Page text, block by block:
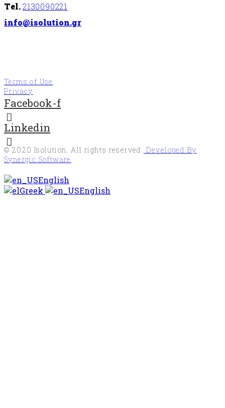
Tel.2130090221
info@isolution.gr
Terms of Use
Privacy
Facebook-f
Linkedin
© 2020 Isolution. All rights reserved. Developed By
Synergic Software
English
Greek
English